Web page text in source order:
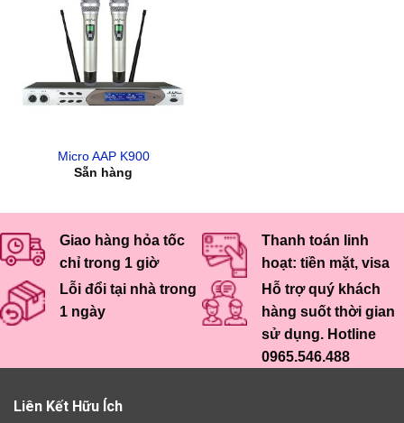
Micro AAP K900
Sẵn hàng
Giao hàng hỏa tốc
chỉ trong 1 giờ
Thanh toán linh
hoạt: tiền mặt, visa
Lỗi đổi tại nhà trong
1 ngày
Hỗ trợ quý khách
hàng suốt thời gian
sử dụng. Hotline
0965.546.488
Liên Kết Hữu Ích